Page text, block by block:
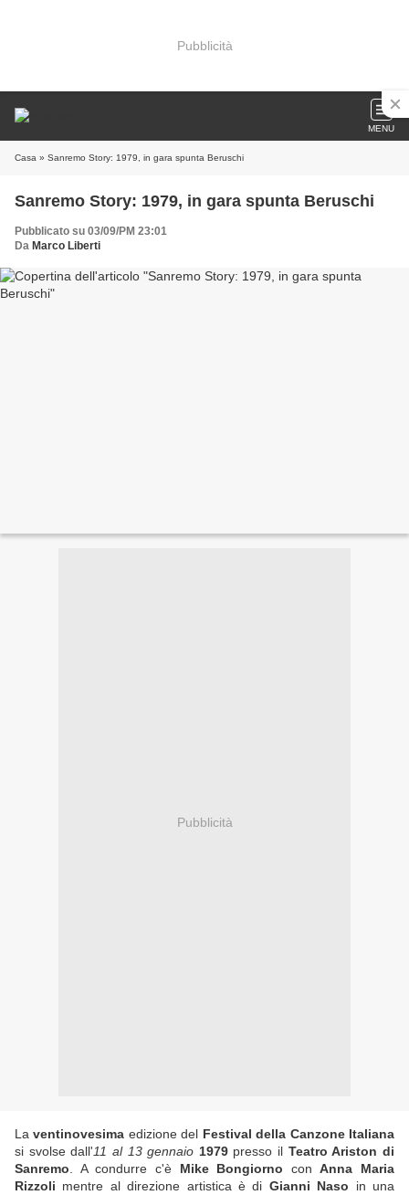
Pubblicità
MENU
Casa » Sanremo Story: 1979, in gara spunta Beruschi
Sanremo Story: 1979, in gara spunta Beruschi
Pubblicato su 03/09/PM 23:01
Da Marco Liberti
Pubblicità
Laventinovesima edizione del Festival della Canzone Italiana
si svolse dall'11 al 13 gennaio 1979presso il Teatro Ariston di
Sanremo . A condurre c'è Mike Bongiorno conAnna Maria
Rizzoli mentre al direzione artistica è di Gianni Naso in una